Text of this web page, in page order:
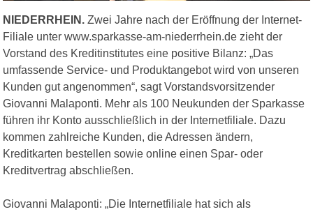
NIEDERRHEIN. Zwei Jahre nach der Eröffnung der Internet-
Filiale unter www.sparkasse-am-niederrhein.de zieht der
Vorstand des Kreditinstitutes eine positive Bilanz: „Das
umfassende Service- und Produktangebot wird von unseren
Kunden gut angenommen“, sagt Vorstandsvorsitzender
Giovanni Malaponti. Mehr als 100 Neukunden der Sparkasse
führen ihr Konto ausschließlich in der Internetfiliale. Dazu
kommen zahlreiche Kunden, die Adressen ändern,
Kreditkarten bestellen sowie online einen Spar- oder
Kreditvertrag abschließen.
Giovanni Malaponti: „Die Internetfiliale hat sich als